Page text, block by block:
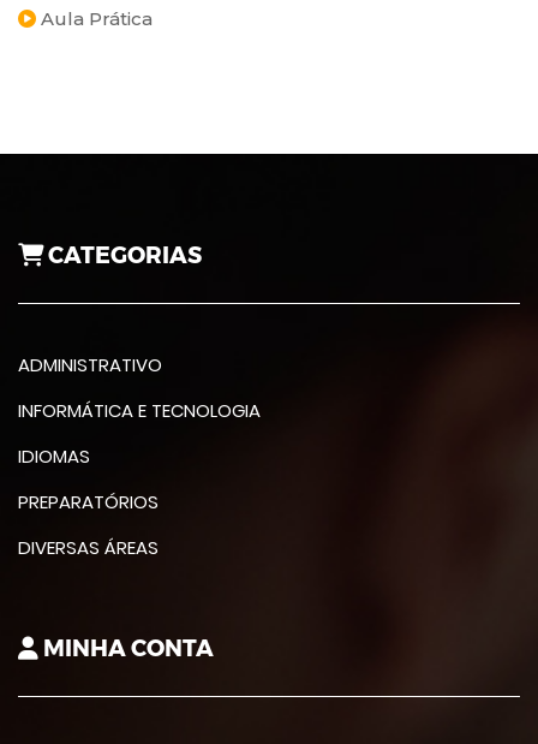
Aula Prática
CATEGORIAS
ADMINISTRATIVO
INFORMÁTICA E TECNOLOGIA
IDIOMAS
PREPARATÓRIOS
DIVERSAS ÁREAS
MINHA CONTA